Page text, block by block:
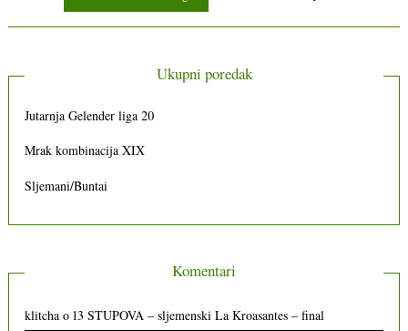
Ukupni poredak
Jutarnja Gelender liga 20
Mrak kombinacija XIX
Sljemani/Buntai
Komentari
klitcha o13 STUPOVA – sljemenski La Kroasantes – final